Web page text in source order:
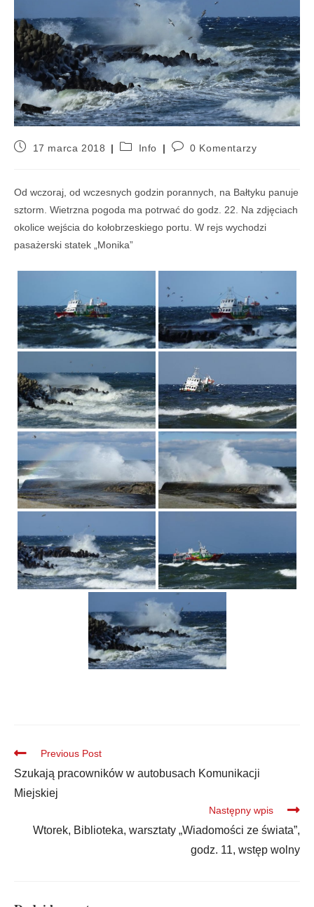
17 marca 2018 Info 0 Komentarzy
Od wczoraj, od wczesnych godzin porannych, na Bałtyku panuje
sztorm. Wietrzna pogoda ma potrwać do godz. 22. Na zdjęciach
okolice wejścia do kołobrzeskiego portu. W rejs wychodzi
pasażerski statek „Monika”
Previous Post
Szukają pracowników w autobusach Komunikacji
Miejskiej
Następny wpis
Wtorek, Biblioteka, warsztaty „Wiadomości ze świata”,
godz. 11, wstęp wolny